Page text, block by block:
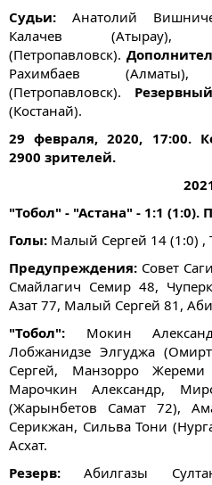
Судьи: Анатолий
Калачев (Атырау),
(Петропавловск).
Рахимбаев
(Петропавловск).
(Костанай).
29 февраля, 2020, 17:00.
2900 зрителей.
"Тобол" - "Астана" - 1:1 (1:0).
Голы: Малый Сергей 14 (1:0) ,
Предупреждения: Совет
Смайлагич Семир 48,
Азат 77, Малый Сергей 81,
"Тобол": Мокин
Лобжанидзе Элгуджа
Сергей, Манзорро
Марочкин Александр,
(Жарынбетов Самат 72),
Серикжан, Сильва Тони
Асхат.
Резерв: Абилгазы